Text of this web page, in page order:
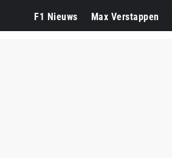
F1 Nieuws Max Verstappen